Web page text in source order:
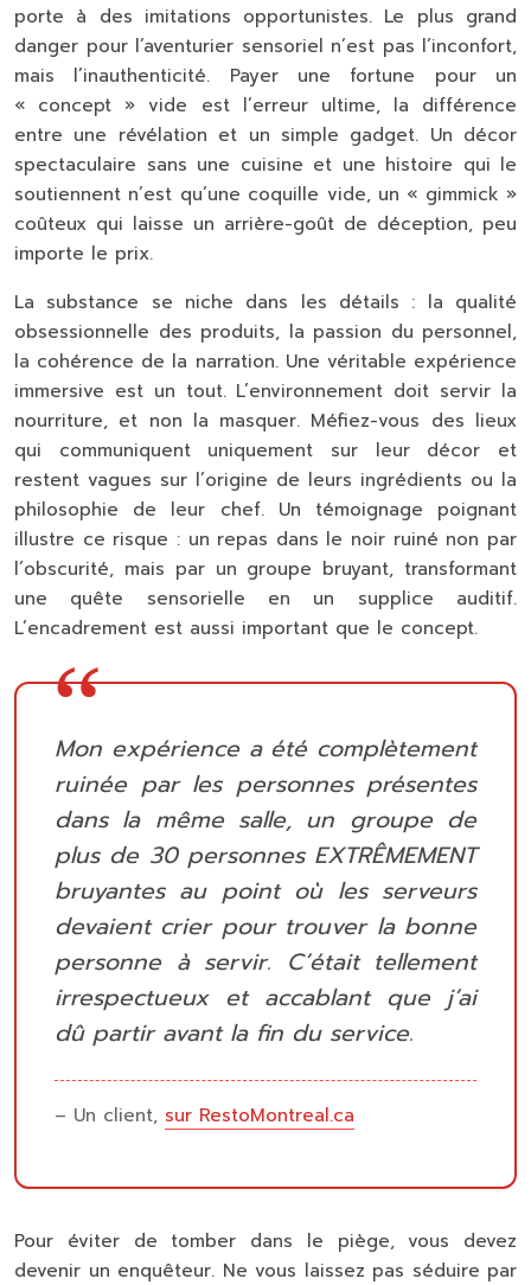
porte à des imitations opportunistes. Le plus grand
danger pour l’aventurier sensoriel n’est pas l’inconfort,
mais l’inauthenticité. Payer une fortune pour un
« concept » vide est l’erreur ultime, la différence
entre une révélation et un simple gadget. Un décor
spectaculaire sans une cuisine et une histoire qui le
soutiennent n’est qu’une coquille vide, un « gimmick »
coûteux qui laisse un arrière-goût de déception, peu
importe le prix.
La substance se niche dans les détails : la qualité
obsessionnelle des produits, la passion du personnel,
la cohérence de la narration. Une véritable expérience
immersive est un tout. L’environnement doit servir la
nourriture, et non la masquer. Méfiez-vous des lieux
qui communiquent uniquement sur leur décor et
restent vagues sur l’origine de leurs ingrédients ou la
philosophie de leur chef. Un témoignage poignant
illustre ce risque : un repas dans le noir ruiné non par
l’obscurité, mais par un groupe bruyant, transformant
une quête sensorielle en un supplice auditif.
L’encadrement est aussi important que le concept.
Mon expérience a été complètement
ruinée par les personnes présentes
dans la même salle, un groupe de
plus de 30 personnes EXTRÊMEMENT
bruyantes au point où les serveurs
devaient crier pour trouver la bonne
personne à servir. C’était tellement
irrespectueux et accablant que j’ai
dû partir avant la fin du service.
– Un client, sur RestoMontreal.ca
Pour éviter de tomber dans le piège, vous devez
devenir un enquêteur. Ne vous laissez pas séduire par